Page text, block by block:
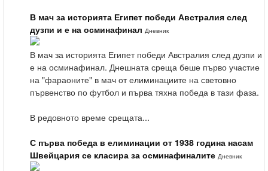
В мач за историята Египет победи Австралия след
дузпи и е на осминафинал Дневник
В мач за историята Египет победи Австралия след дузпи и
е на осминафинал. Днешната среща беше първо участие
на "фараоните" в мач от елиминациите на световно
първенство по футбол и първа тяхна победа в тази фаза.
В редовното време срещата...
С първа победа в елиминации от 1938 година насам
Швейцария се класира за осминафиналите Дневник